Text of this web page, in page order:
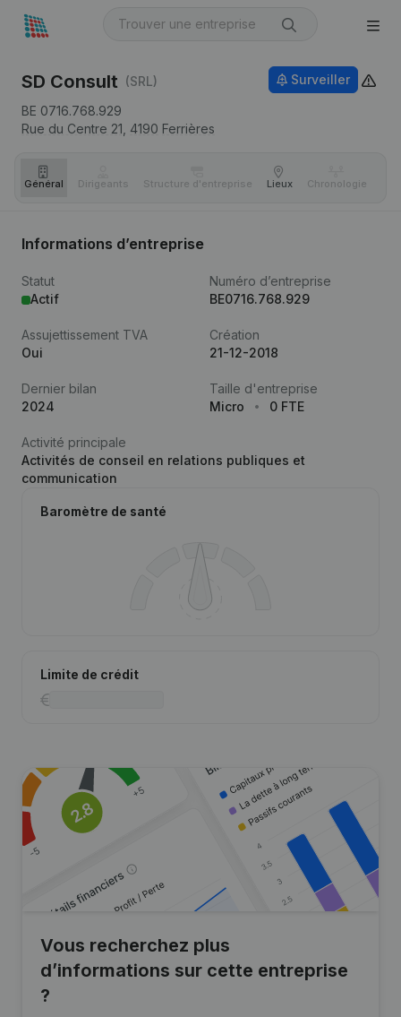
SD Consult (SRL)
BE 0716.768.929
Rue du Centre 21, 4190 Ferrières
Surveiller
Général Dirigeants Structure d'entreprise Lieux Chronologie
Informations d’entreprise
Statut
Actif
Numéro d’entreprise
BE0716.768.929
Assujettissement TVA
Oui
Création
21-12-2018
Dernier bilan
2024
Taille d'entreprise
Micro
0 FTE
Activité principale
Activités de conseil en relations publiques et
communication
Baromètre de santé
Limite de crédit
Vous recherchez plus
d’informations sur cette entreprise
?